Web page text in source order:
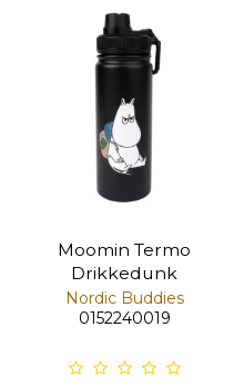
Moomin Termo
Drikkedunk
Nordic Buddies
0152240019